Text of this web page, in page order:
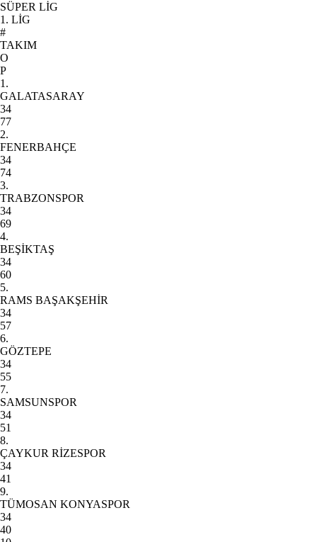
SÜPER LİG
1. LİG
#
TAKIM
O
P
1.
GALATASARAY
34
77
2.
FENERBAHÇE
34
74
3.
TRABZONSPOR
34
69
4.
BEŞİKTAŞ
34
60
5.
RAMS BAŞAKŞEHİR
34
57
6.
GÖZTEPE
34
55
7.
SAMSUNSPOR
34
51
8.
ÇAYKUR RİZESPOR
34
41
9.
TÜMOSAN KONYASPOR
34
40